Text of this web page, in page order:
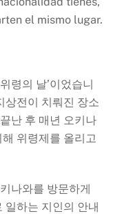
el mismo lugar.
령의 날’이었습니
상전이 치뤄진 장소
난 후 매년 오키나
위령제를 올리고
나와를 방문하게
일하는 지인의 안내